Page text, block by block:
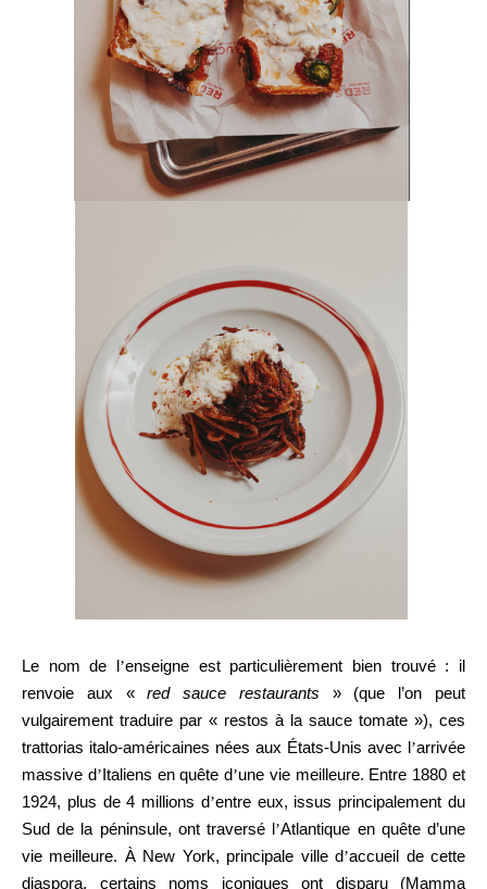
Le nom de l ’enseigne est particulièrement bien trouvé : il
renvoie aux «red sauce restaurants » (que l’on peut
vulgairement traduire par « restos à la sauce tomate »), ces
trattorias italo-américaines nées aux États-Unis avec l ’arrivée
massive d’ Italiens en quête d’une vie meilleure. Entre 1880 et
1924, plus de 4 millions d’entre eux, issus principalement du
Sud de la péninsule, ont traversé l ’Atlantique en quête d’une
vie meilleure. À New York, principale ville d’accueil de cette
diaspora, certains noms iconiques ont disparu (Mamma